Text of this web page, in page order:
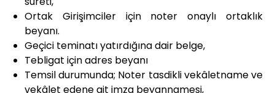
Ortak Girişimciler için noter onaylı ortaklık
beyanı.
Geçici teminatı yatırdığına dair belge,
Tebligat için adres beyanı
Temsil durumunda; Noter tasdikli vekâletname ve
vekâlet edene ait imza beyannamesi,